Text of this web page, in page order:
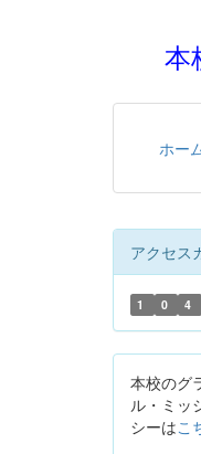
本
ホー
アクセス
1 0 4
本校のグ
ル・ミッ
シーはこ